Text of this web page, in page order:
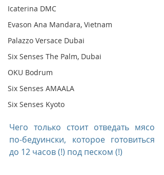
Icaterina DMC
Evason Ana Mandara, Vietnam
Palazzo Versace Dubai
Six Senses The Palm, Dubai
OKU Bodrum
Six Senses AMAALA
Six Senses Kyoto
Чего только стоит отведать мясо
по-бедуински, которое готовиться
до 12 часов (!) под песком (!)